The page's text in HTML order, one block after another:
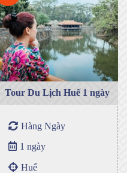
Add to
wishlist
Tour Du Lịch Huế 1 ngày
Hàng Ngày
1 ngày
Huế